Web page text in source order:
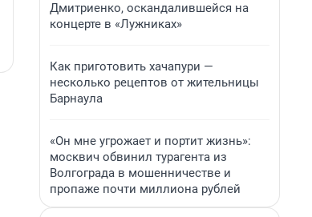
Дмитриенко, оскандалившейся на
концерте в «Лужниках»
Как приготовить хачапури —
несколько рецептов от жительницы
Барнаула
«Он мне угрожает и портит жизнь»:
москвич обвинил турагента из
Волгограда в мошенничестве и
пропаже почти миллиона рублей